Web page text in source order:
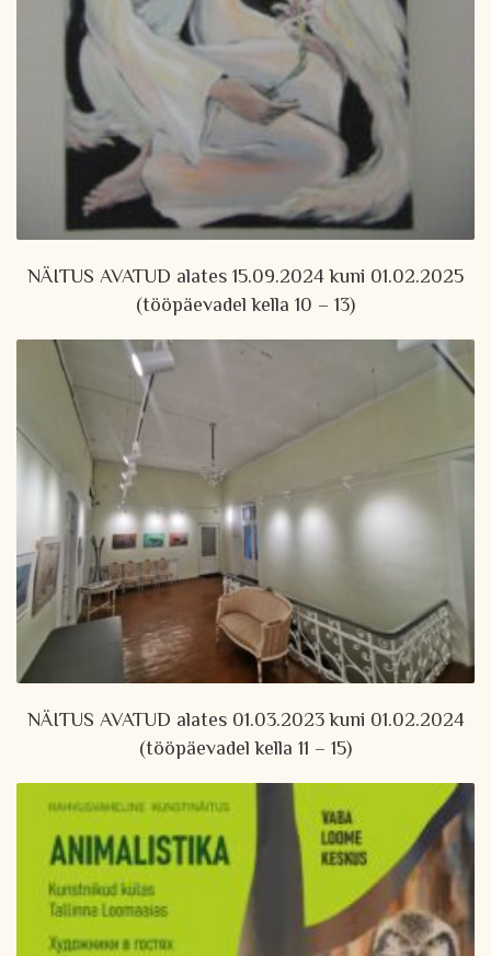
NÄITUS AVATUD alates 15.09.2024 kuni 01.02.2025
(tööpäevadel kella 10 – 13)
NÄITUS AVATUD alates 01.03.2023 kuni 01.02.2024
(tööpäevadel kella 11 – 15)